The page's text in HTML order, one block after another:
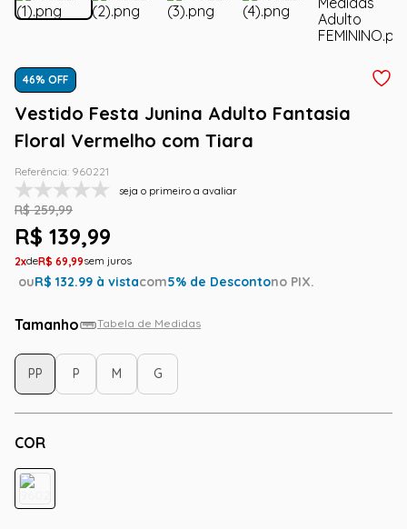
46% OFF
Vestido Festa Junina Adulto Fantasia
Floral Vermelho com Tiara
Referência: 960221
seja o primeiro a avaliar
R$ 259,99
R$ 139,99
2 R$ 69,99
ouR$ 132.99 à vistacom5% de Descontono PIX.
Tamanho Tabela de Medidas
COR
PP P M G